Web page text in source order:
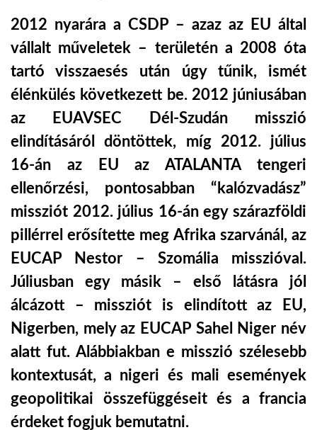
MÉDIA
GLOBOTV BP
HÍR3D
TROPICALMAGAZIN
GLOBOTV
AFRIKA TUDÁSTÁR
2012 nyarára a CSDP – azaz az EU által
vállalt műveletek – területén a 2008 óta
tartó visszaesés után úgy tűnik, ismét
élénkülés következett be. 2012 júniusában
az EUAVSEC Dél-Szudán misszió
elindításáról döntöttek, míg 2012. július
16-án az EU az ATALANTA tengeri
ellenőrzési, pontosabban “kalózvadász”
missziót 2012. július 16-án egy szárazföldi
pillérrel erősítette meg Afrika szarvánál, az
EUCAP Nestor – Szomália misszióval.
Júliusban egy másik – első látásra jól
álcázott – missziót is elindított az EU,
Nigerben, mely az EUCAP Sahel Niger név
alatt fut. Alábbiakban e misszió szélesebb
kontextusát, a nigeri és mali események
geopolitikai összefüggéseit és a francia
érdeket fogjuk bemutatni.